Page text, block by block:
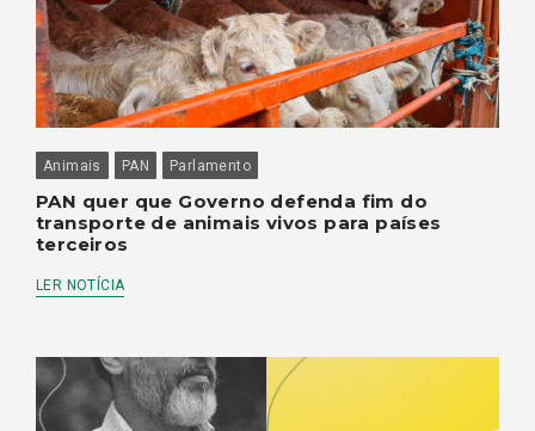
Animais PAN Parlamento
PAN quer que Governo defenda fim do
transporte de animais vivos para países
terceiros
LER NOTÍCIA